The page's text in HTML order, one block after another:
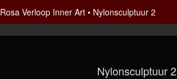
Rosa Verloop Inner Art Nylonsculptuur 2
Nylonsculptuur 2